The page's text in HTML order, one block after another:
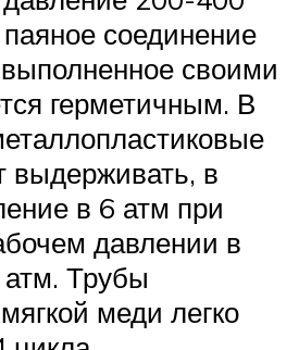
соединение
своими
герметичным. В
выдерживать, в
в 6 атм при
давлении в
Трубы
меди легко